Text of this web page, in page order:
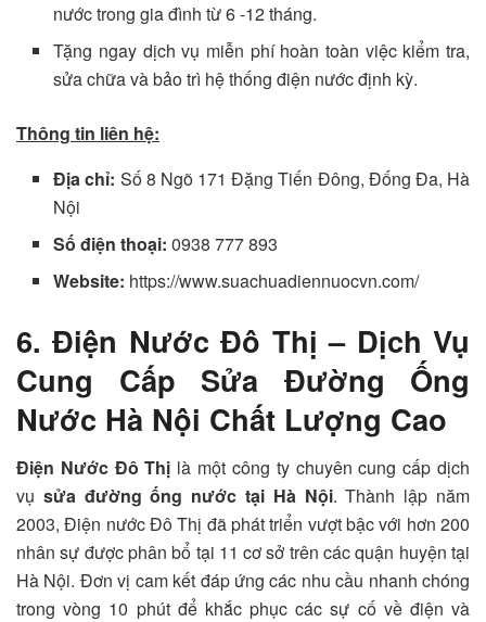
nước trong gia đình từ 6 -12 tháng.
Tặng ngay dịch vụ miễn phí hoàn toàn việc kiểm tra,
sửa chữa và bảo trì hệ thống điện nước định kỳ.
Thông tin liên hệ:
Địa chỉ: Số 8 Ngõ 171 Đặng Tiến Đông, Đống Đa, Hà
Nội
Số điện thoại:0938 777 893
Website: https://www.suachuadiennuocvn.com/
6. Điện Nước Đô Thị – Dịch Vụ
Cung Cấp Sửa Đường Ống
Nước Hà Nội Chất Lượng Cao
Điện Nước Đô Thị là một công ty chuyên cung cấp dịch
vụ sửa đường ống nước tại Hà Nội. Thành lập năm
2003, Điện nước Đô Thị đã phát triển vượt bậc với hơn 200
nhân sự được phân bổ tại 11 cơ sở trên các quận huyện tại
Hà Nội. Đơn vị cam kết đáp ứng các nhu cầu nhanh chóng
trong vòng 10 phút để khắc phục các sự cố về điện và